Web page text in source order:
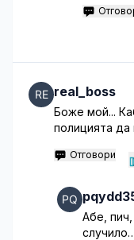
real_boss
Боже мой...
полицията да
Отговори
Абе,